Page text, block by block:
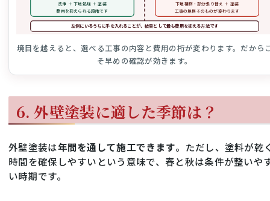
洗浄 ＋ 下地処理 ＋ 塗装
費用を抑えられる段階です
下地補修・部分張り替え ＋ 塗装
工事の規模そのものが変わります
左側にいるうちに手を入れることが、結果として最も費用を抑える方法です
境目を越えると、選べる工事の内容と費用の桁が変わります。だから
そ早めの確認が効きます。
6. 外壁塗装に適した季節は？
外壁塗装は年間を通して施工できます。ただし、塗料が乾
時間を確保しやすいという意味で、春と秋は条件が整いや
い時期です。